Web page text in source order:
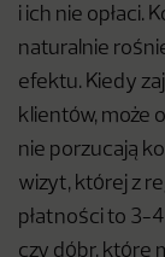
i ich nie opłaci.
naturalnie
efektu. Kiedy
klientów, może
nie porzucają
wizyt, której z
płatności to 3-
czy dóbr, które